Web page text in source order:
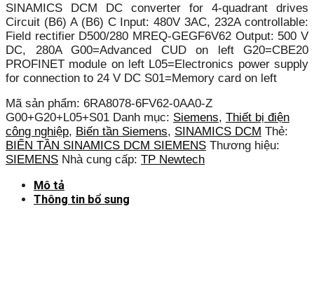
SINAMICS DCM DC converter for 4-quadrant drives
Circuit (B6) A (B6) C Input: 480V 3AC, 232A controllable:
Field rectifier D500/280 MREQ-GEGF6V62 Output: 500 V
DC, 280A G00=Advanced CUD on left G20=CBE20
PROFINET module on left L05=Electronics power supply
for connection to 24 V DC S01=Memory card on left
Mã sản phẩm: 6RA8078-6FV62-0AA0-Z
G00+G20+L05+S01 Danh mục: Siemens, Thiết bị điện
công nghiệp, Biến tần Siemens, SINAMICS DCM Thẻ:
BIẾN TẦN SINAMICS DCM SIEMENS Thương hiệu:
SIEMENS Nhà cung cấp: TP Newtech
Mô tả
Thông tin bổ sung